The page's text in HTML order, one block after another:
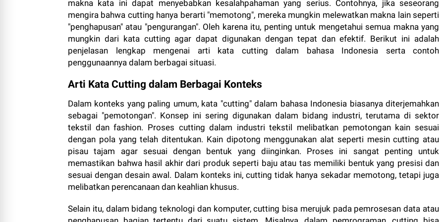
makna kata ini dapat menyebabkan kesalahpahaman yang serius. Contohnya, jika seseorang
mengira bahwa cutting hanya berarti "memotong", mereka mungkin melewatkan makna lain seperti
"penghapusan" atau "pengurangan". Oleh karena itu, penting untuk mengetahui semua makna yang
mungkin dari kata cutting agar dapat digunakan dengan tepat dan efektif. Berikut ini adalah
penjelasan lengkap mengenai arti kata cutting dalam bahasa Indonesia serta contoh
penggunaannya dalam berbagai situasi.
Arti Kata Cutting dalam Berbagai Konteks
Dalam konteks yang paling umum, kata "cutting" dalam bahasa Indonesia biasanya diterjemahkan
sebagai "pemotongan". Konsep ini sering digunakan dalam bidang industri, terutama di sektor
tekstil dan fashion. Proses cutting dalam industri tekstil melibatkan pemotongan kain sesuai
dengan pola yang telah ditentukan. Kain dipotong menggunakan alat seperti mesin cutting atau
pisau tajam agar sesuai dengan bentuk yang diinginkan. Proses ini sangat penting untuk
memastikan bahwa hasil akhir dari produk seperti baju atau tas memiliki bentuk yang presisi dan
sesuai dengan desain awal. Dalam konteks ini, cutting tidak hanya sekadar memotong, tetapi juga
melibatkan perencanaan dan keahlian khusus.
Selain itu, dalam bidang teknologi dan komputer, cutting bisa merujuk pada pemrosesan data atau